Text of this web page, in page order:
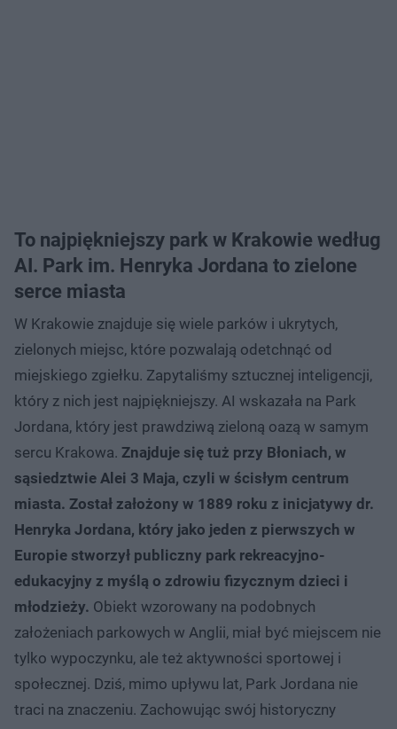
To najpiękniejszy park w Krakowie według
AI. Park im. Henryka Jordana to zielone
serce miasta
W Krakowie znajduje się wiele parków i ukrytych,
zielonych miejsc, które pozwalają odetchnąć od
miejskiego zgiełku. Zapytaliśmy sztucznej inteligencji,
który z nich jest najpiękniejszy. AI wskazała na Park
Jordana, który jest prawdziwą zieloną oazą w samym
sercu Krakowa. Znajduje się tuż przy Błoniach, w
sąsiedztwie Alei 3 Maja, czyli w ścisłym centrum
miasta. Został założony w 1889 roku z inicjatywy dr.
Henryka Jordana, który jako jeden z pierwszych w
Europie stworzył publiczny park rekreacyjno-
edukacyjny z myślą o zdrowiu fizycznym dzieci i
młodzieży. Obiekt wzorowany na podobnych
założeniach parkowych w Anglii, miał być miejscem nie
tylko wypoczynku, ale też aktywności sportowej i
społecznej. Dziś, mimo upływu lat, Park Jordana nie
traci na znaczeniu. Zachowując swój historyczny